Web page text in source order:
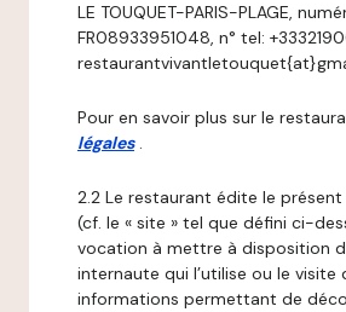
LE TOUQUET-PARIS-PLAGE,
FR08933951048, n° tel:
Pour en savoir plus sur le
légales .
2.2 Le restaurant édite le
(cf. le « site » tel que défini ci-
vocation à mettre à disposition
internaute qui l’utilise ou le visite
informations permettant de